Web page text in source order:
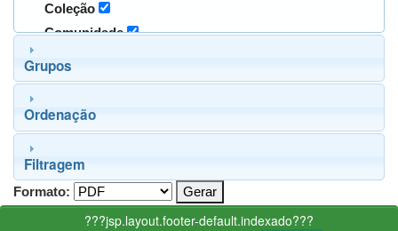
Coleção
Comunidade
Grupos
Ordenação
Filtragem
Formato:
???jsp.layout.footer-default.indexado???